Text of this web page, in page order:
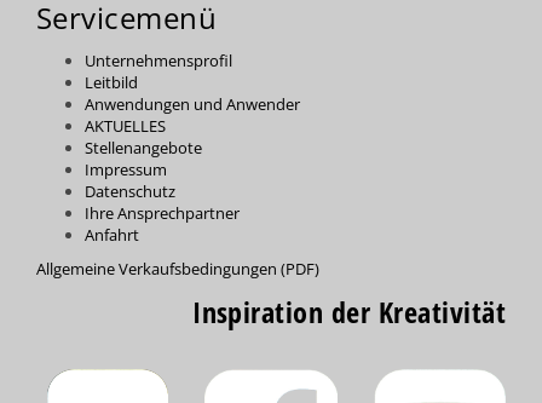
Servicemenü
Unternehmensprofil
Leitbild
Anwendungen und Anwender
AKTUELLES
Stellenangebote
Impressum
Datenschutz
Ihre Ansprechpartner
Anfahrt
Allgemeine Verkaufsbedingungen (PDF)
Inspiration der Kreativität